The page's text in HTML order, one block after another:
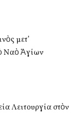
μετ’
Ναὸ Ἁγίων
Λειτουργία στὸν